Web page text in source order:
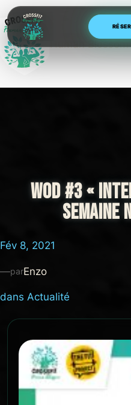
Aller
au
contenu
Human
WOD #3 «
SEMAINE
Fév 8, 2021
—parEnzo
dans Actualité